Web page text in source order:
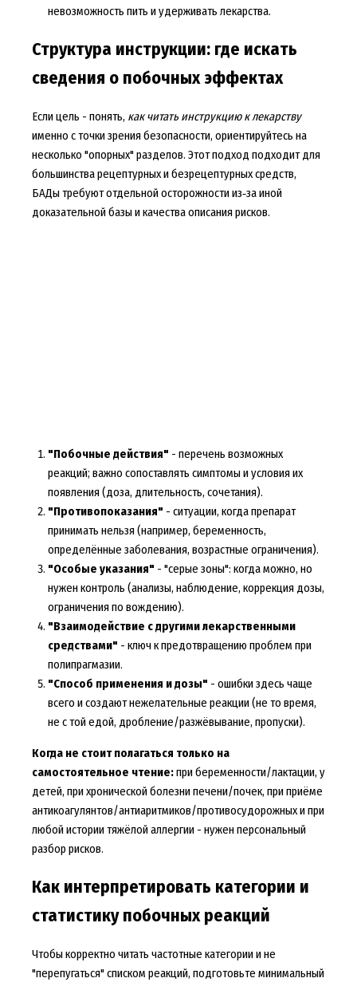
невозможность пить и удерживать лекарства.
Структура инструкции: где искать
сведения о побочных эффектах
Если цель - понять, как читать инструкцию к лекарству
именно с точки зрения безопасности, ориентируйтесь на
несколько "опорных" разделов. Этот подход подходит для
большинства рецептурных и безрецептурных средств,
БАДы требуют отдельной осторожности из‑за иной
доказательной базы и качества описания рисков.
"Побочные действия" - перечень возможных
реакций; важно сопоставлять симптомы и условия их
появления (доза, длительность, сочетания).
"Противопоказания" - ситуации, когда препарат
принимать нельзя (например, беременность,
определённые заболевания, возрастные ограничения).
"Особые указания" - "серые зоны": когда можно, но
нужен контроль (анализы, наблюдение, коррекция дозы,
ограничения по вождению).
"Взаимодействие с другими лекарственными
средствами" - ключ к предотвращению проблем при
полипрагмазии.
"Способ применения и дозы" - ошибки здесь чаще
всего и создают нежелательные реакции (не то время,
не с той едой, дробление/разжёвывание, пропуски).
Когда не стоит полагаться только на
самостоятельное чтение:при беременности/лактации, у
детей, при хронической болезни печени/почек, при приёме
антикоагулянтов/антиаритмиков/противосудорожных и при
любой истории тяжёлой аллергии - нужен персональный
разбор рисков.
Как интерпретировать категории и
статистику побочных реакций
Чтобы корректно читать частотные категории и не
"перепугаться" списком реакций, подготовьте минимальный